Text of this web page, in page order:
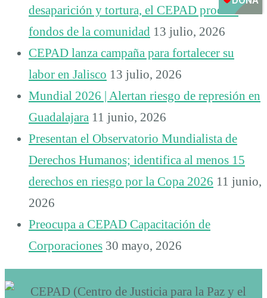
desaparición y tortura, el CEPAD procura
fondos de la comunidad 13 julio, 2026
CEPAD lanza campaña para fortalecer su
labor en Jalisco 13 julio, 2026
Mundial 2026 | Alertan riesgo de represión en
Guadalajara 11 junio, 2026
Presentan el Observatorio Mundialista de
Derechos Humanos; identifica al menos 15
derechos en riesgo por la Copa 2026 11 junio,
2026
Preocupa a CEPAD Capacitación de
Corporaciones 30 mayo, 2026